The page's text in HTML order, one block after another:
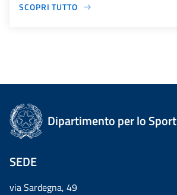
SCOPRI TUTTO
Dipartimento per lo Sport
SEDE
via Sardegna, 49